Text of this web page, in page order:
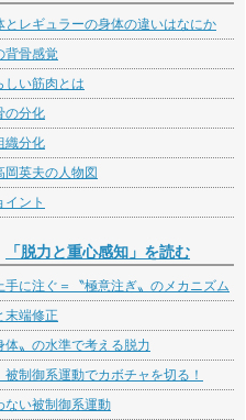
とレギュラーの身体の違いはなにか
背骨感覚
しい筋肉とは
の分化
織分化
岡英夫の人物図
イント
「脱力と重心感知」を読む
手に注ぐ＝〝極意注ぎ〟のメカニズム
末端修正
体〟の水準で考える脱力
被制御系運動でカボチャを切る！
ない被制御系運動